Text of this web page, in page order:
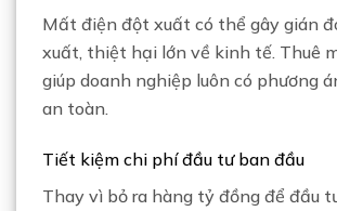
Mất điện đột xuất có thể gây gián
xuất, thiệt hại lớn về kinh tế. Thuê
giúp doanh nghiệp luôn có phương
an toàn.
Tiết kiệm chi phí đầu tư ban đầu
Thay vì bỏ ra hàng tỷ đồng để đầu